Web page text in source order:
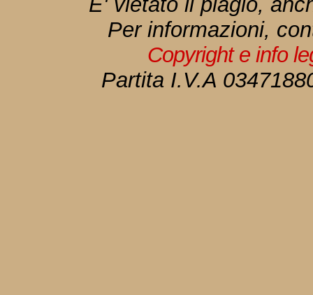
Per informazioni,
Copyright e info
Partita I.V.A